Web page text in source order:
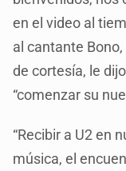
en el video al
al cantante
de cortesía, le
“comenzar su
“Recibir a U2 en
música, el